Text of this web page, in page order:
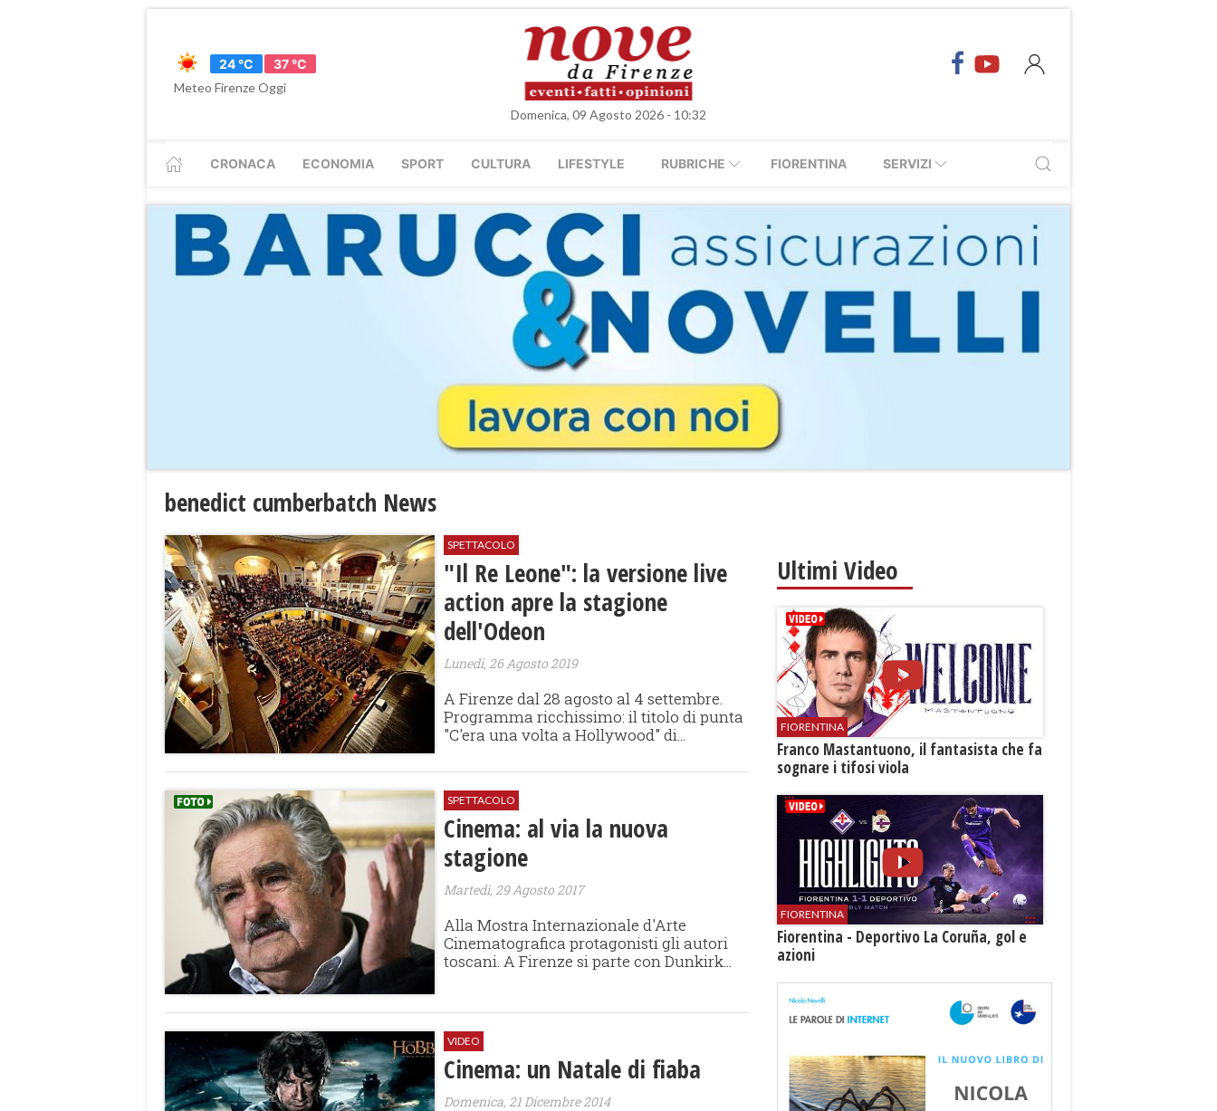
24 °C
37 °C
Meteo Firenze Oggi
Domenica, 09 Agosto 2026 - 10:32
CRONACA ECONOMIA SPORT CULTURA LIFESTYLE RUBRICHE FIORENTINA SERVIZI
benedict cumberbatch News
SPETTACOLO
"Il Re Leone": la versione live
action apre la stagione
dell'Odeon
Lunedì, 26 Agosto 2019
A Firenze dal 28 agosto al 4 settembre.
Programma ricchissimo: il titolo di punta
"C'era una volta a Hollywood" di...
SPETTACOLO
Cinema: al via la nuova
stagione
Martedì, 29 Agosto 2017
Alla Mostra Internazionale d'Arte
Cinematografica protagonisti gli autori
toscani. A Firenze si parte con Dunkirk...
VIDEO
Cinema: un Natale di fiaba
Domenica, 21 Dicembre 2014
Ultimi Video
FIORENTINA
Franco Mastantuono, il fantasista che fa
sognare i tifosi viola
FIORENTINA
Fiorentina - Deportivo La Coruña, gol e
azioni